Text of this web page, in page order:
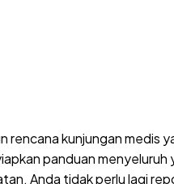
rencana kunjungan medis
panduan menyeluruh
Anda tidak perlu lagi